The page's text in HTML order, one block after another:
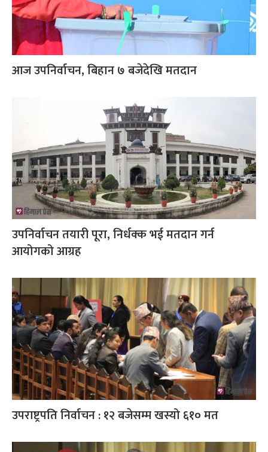
आज उपनिर्वाचन, बिहान ७ बजेदेखि मतदान
उपनिर्वाचन तयारी पूरा, निर्धक्क भई मतदान गर्न
आयोगको आग्रह
उपराष्ट्रपति निर्वाचन : १२ बजेसम्म खस्यो ६१० मत